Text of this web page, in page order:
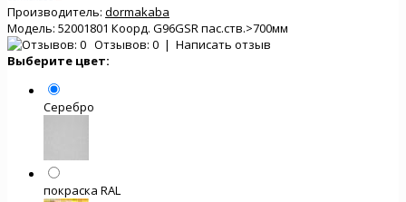
Производитель: dormakaba
Модель: 52001801 Коорд. G96GSR пас.ств.>700мм
Отзывов: 0 | Написать отзыв
Выберите цвет:
Серебро
покраска RAL